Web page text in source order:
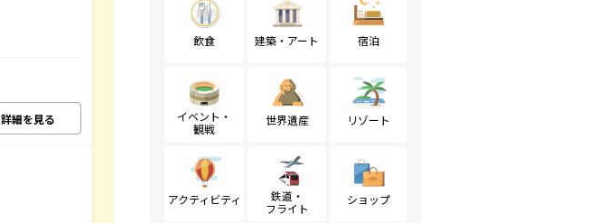
詳細を見る
飲食 建築・アート 宿泊
イベント・
観戦
世界遺産 リゾート
アクティビティ
鉄道・
フライト
ショップ